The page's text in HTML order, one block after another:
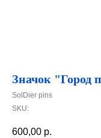
Значок "Город
SolDier pins
SKU:
600,00 р.